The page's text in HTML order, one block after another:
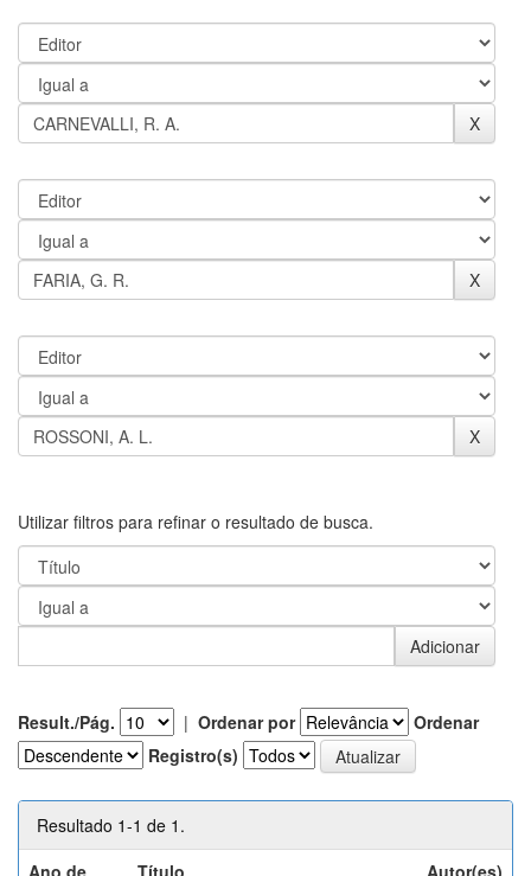
Utilizar filtros para refinar o resultado de busca.
Result./Pág. | Ordenar por
Ordenar
Registro(s)
Resultado 1-1 de 1.
Ano de
Título Autor(es)